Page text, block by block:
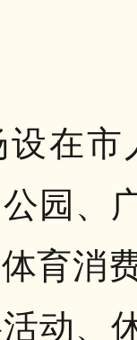
在
园、
育消
动、